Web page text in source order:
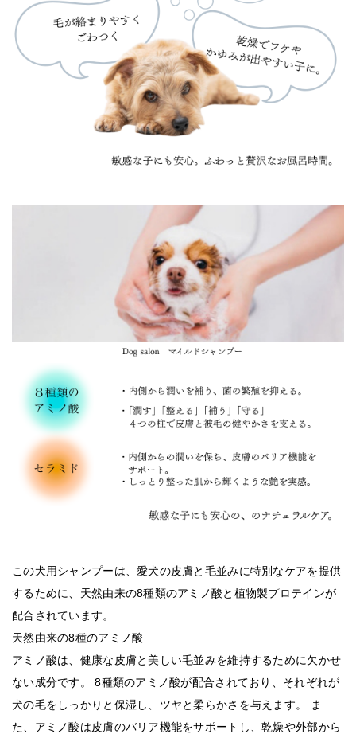
この犬用シャンプーは、愛犬の皮膚と毛並みに特別なケアを提供
するために、天然由来の8種類のアミノ酸と植物製プロテインが
配合されています。
天然由来の8種のアミノ酸
アミノ酸は、健康な皮膚と美しい毛並みを維持するために欠かせ
ない成分です。 8種類のアミノ酸が配合されており、それぞれが
犬の毛をしっかりと保湿し、ツヤと柔らかさを与えます。 ま
た、アミノ酸は皮膚のバリア機能をサポートし、乾燥や外部から